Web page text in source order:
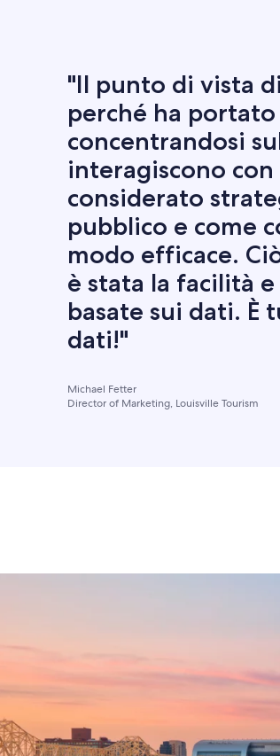
"Il punto di vista
perché ha
concentrandosi
interagiscono con
considerato
pubblico e come
modo efficace.
è stata la facilità
basate sui dati. È
dati!"
Michael Fetter
Director of Marketing, Louisville Tourism